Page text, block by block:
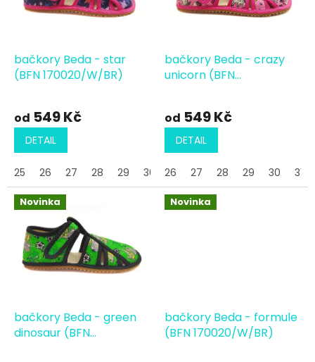
dbačkory Beda - star
(BFN 170020/W/BR)
od 549 Kč
DETAIL
25 26 27 28 29 30 31 32 33 34 35
bačkory Beda - crazy
unicorn (BFN
od 549 Kč
DETAIL
26 27 28 29 30 31
Novinka
bačkory Beda - green
dinosaur (BFN
Novinka
bačkory Beda - formule
(BFN 170020/W/BR)